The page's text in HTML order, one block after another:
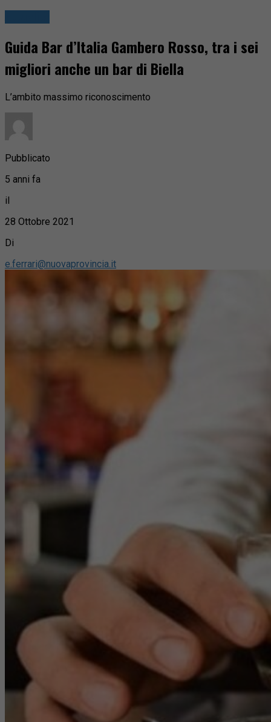
Guida Bar d’Italia Gambero Rosso, tra i sei
migliori anche un bar di Biella
L’ambito massimo riconoscimento
Pubblicato
5 anni fa
il
28 Ottobre 2021
Di
e.ferrari@nuovaprovincia.it